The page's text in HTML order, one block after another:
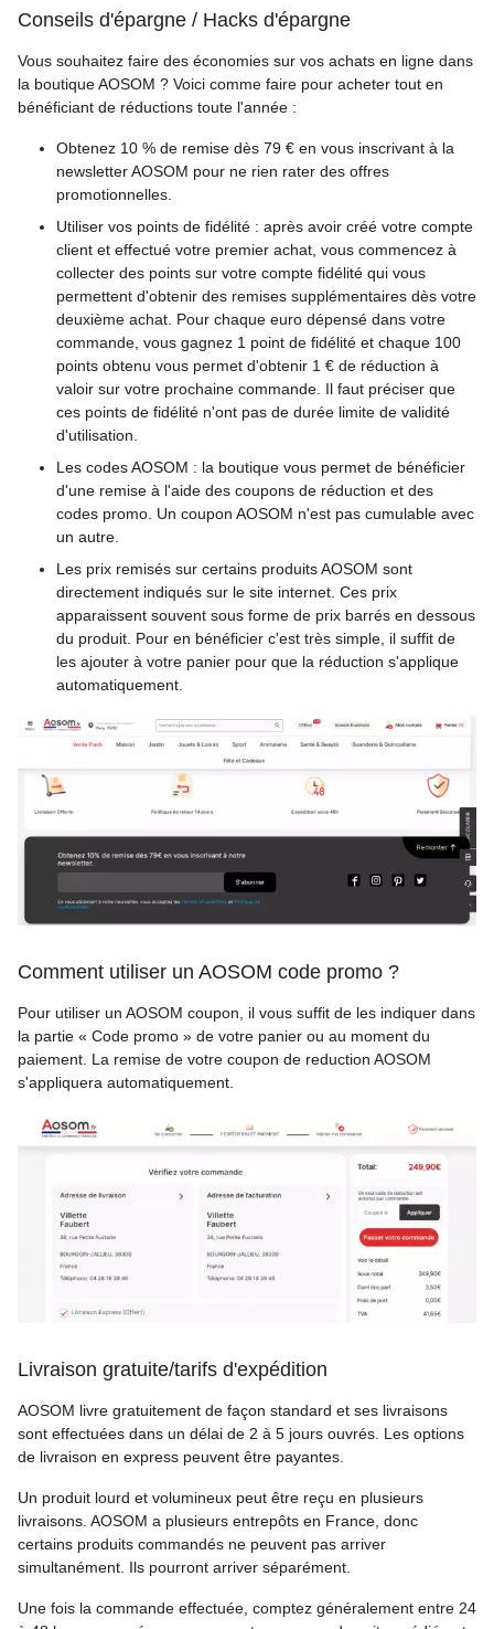
Conseils d'épargne / Hacks d'épargne
Vous souhaitez faire des économies sur vos achats en ligne dans
la boutique AOSOM ? Voici comme faire pour acheter tout en
bénéficiant de réductions toute l'année :
Obtenez 10 % de remise dès 79 € en vous inscrivant à la
newsletter AOSOM pour ne rien rater des offres
promotionnelles.
Utiliser vos points de fidélité : après avoir créé votre compte
client et effectué votre premier achat, vous commencez à
collecter des points sur votre compte fidélité qui vous
permettent d'obtenir des remises supplémentaires dès votre
deuxième achat. Pour chaque euro dépensé dans votre
commande, vous gagnez 1 point de fidélité et chaque 100
points obtenu vous permet d'obtenir 1 € de réduction à
valoir sur votre prochaine commande. Il faut préciser que
ces points de fidélité n'ont pas de durée limite de validité
d'utilisation.
Les codes AOSOM : la boutique vous permet de bénéficier
d'une remise à l'aide des coupons de réduction et des
codes promo. Un coupon AOSOM n'est pas cumulable avec
un autre.
Les prix remisés sur certains produits AOSOM sont
directement indiqués sur le site internet. Ces prix
apparaissent souvent sous forme de prix barrés en dessous
du produit. Pour en bénéficier c'est très simple, il suffit de
les ajouter à votre panier pour que la réduction s'applique
automatiquement.
Comment utiliser un AOSOM code promo ?
Pour utiliser un AOSOM coupon, il vous suffit de les indiquer dans
la partie « Code promo » de votre panier ou au moment du
paiement. La remise de votre coupon de reduction AOSOM
s'appliquera automatiquement.
Livraison gratuite/tarifs d'expédition
AOSOM livre gratuitement de façon standard et ses livraisons
sont effectuées dans un délai de 2 à 5 jours ouvrés. Les options
de livraison en express peuvent être payantes.
Un produit lourd et volumineux peut être reçu en plusieurs
livraisons. AOSOM a plusieurs entrepôts en France, donc
certains produits commandés ne peuvent pas arriver
simultanément. Ils pourront arriver séparément.
Une fois la commande effectuée, comptez généralement entre 24